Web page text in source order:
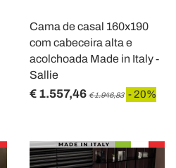
Cama de casal 160x190
com cabeceira alta e
acolchoada Made in Italy -
Sallie
€ 1.557,46 € 1.946,83 - 20%